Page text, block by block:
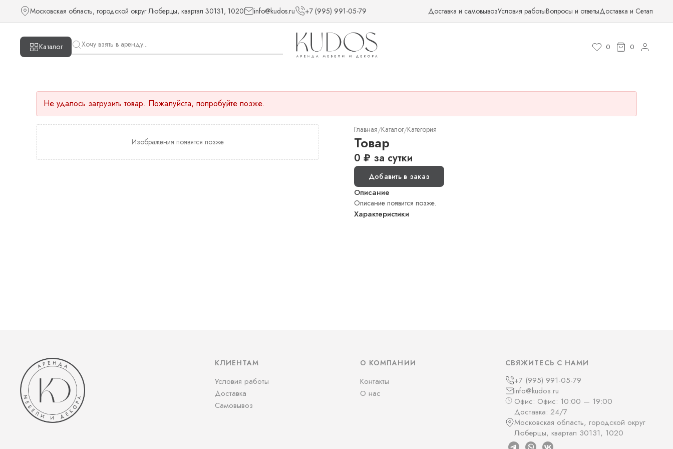
Московская область, городской округ Люберцы, квартал 30131, 1020 info@kudos.ru +7 (995) 991-05-79 Доставка и самовывозУсловия работыВопросы и ответыДоставка и Сетап
Каталог 0 0
Не удалось загрузить товар. Пожалуйста, попробуйте позже.
Изображения появятся позже
Главная/Каталог/Категория
Товар
0 ₽ за сутки
Добавить в заказ
Описание
Описание появится позже.
Характеристики
КЛИЕНТАМ
Условия работы
Доставка
Самовывоз
О КОМПАНИИ
Контакты
О нас
СВЯЖИТЕСЬ С НАМИ
+7 (995) 991-05-79
info@kudos.ru
Офис: Офис: 10:00 — 19:00
Доставка: 24/7
Московская область, городской округ
Люберцы, квартал 30131, 1020